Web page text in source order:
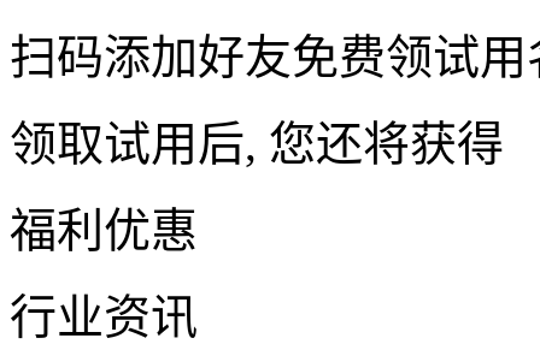
扫码添加好友免费领试用
领取试用后, 您还将获得
福利优惠
行业资讯